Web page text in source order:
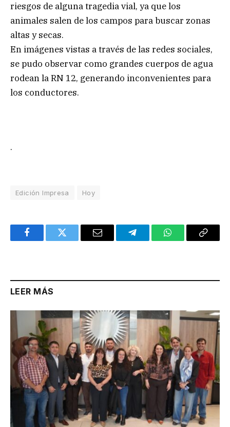
riesgos de alguna tragedia vial, ya que los
animales salen de los campos para buscar zonas
altas y secas.
En imágenes vistas a través de las redes sociales,
se pudo observar como grandes cuerpos de agua
rodean la RN 12, generando inconvenientes para
los conductores.
.
Edición Impresa Hoy
FacebookTwitter Email TelegramWhatsAppCopy
LEER MÁS